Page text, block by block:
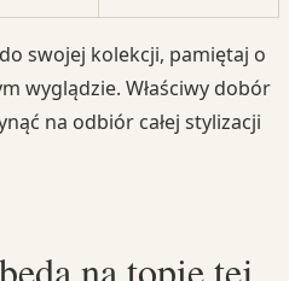
swojej kolekcji, pamiętaj o
wyglądzie. Właściwy dobór
na odbiór całej stylizacji
na topie tej